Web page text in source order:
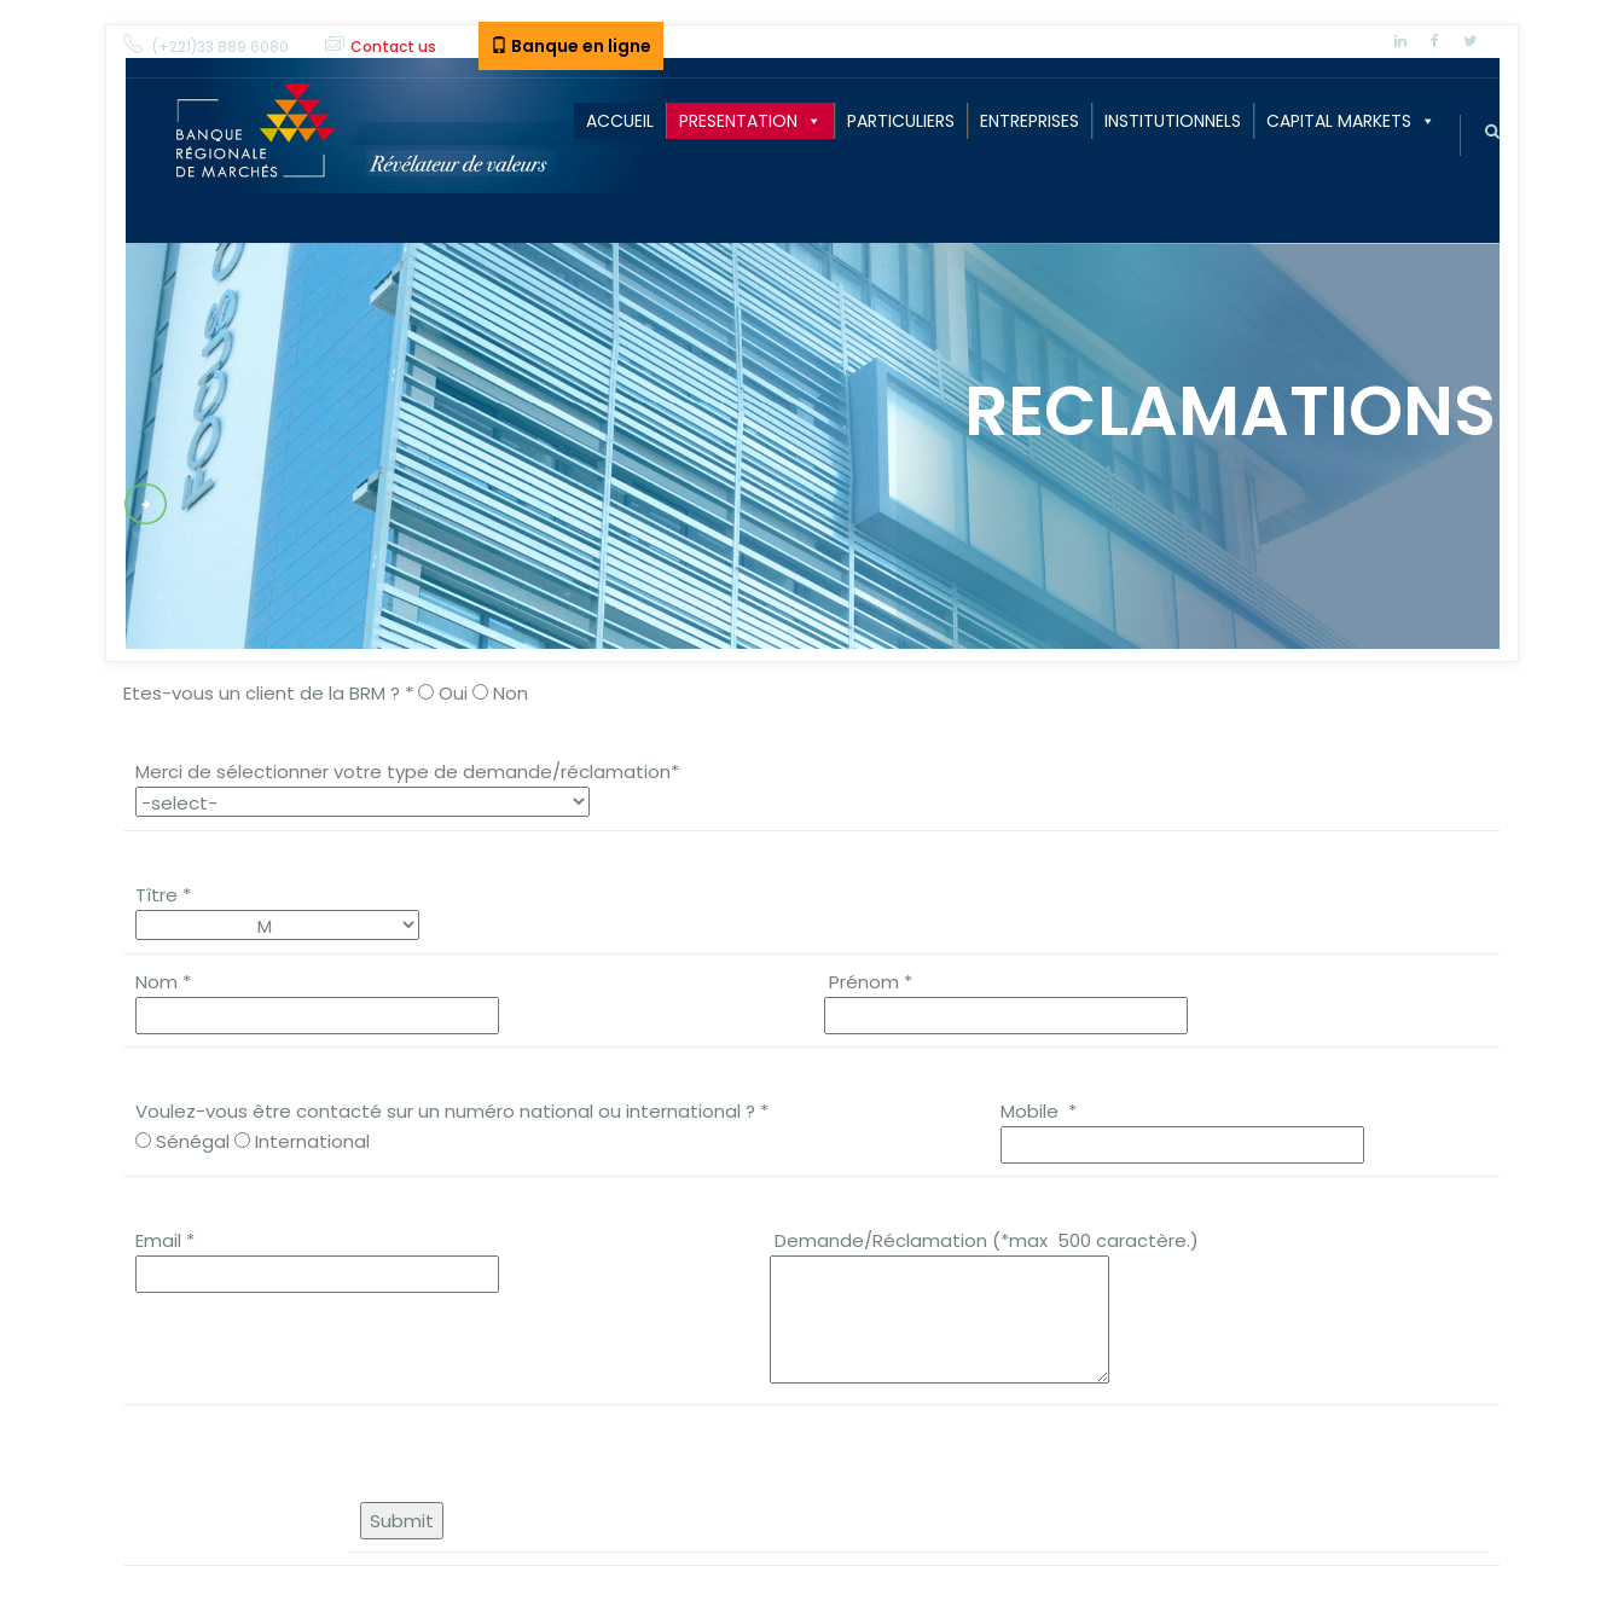
(+221)33 889 6080 Contact us Banque en ligne
ACCUEIL PRESENTATION PARTICULIERS ENTREPRISES INSTITUTIONNELS CAPITAL MARKETS
RECLAMATIONS
Etes-vous un client de la BRM ? * Oui Non
Merci de sélectionner votre type de demande/réclamation*
Tître *
Nom * Prénom *
Voulez-vous être contacté sur un numéro national ou international ? *
Sénégal
International
Mobile *
Email * Demande/Réclamation (*max 500 caractère.)
Submit